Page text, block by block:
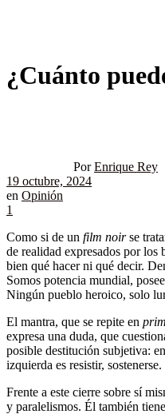
¿Cuánto
Por Enrique Rey
19 octubre, 2024
en Opinión
1
Como si de un film noirse
de realidad expresados por los
bien qué hacer ni qué decir.
Somos potencia mundial,
Ningún pueblo heroico, solo
El mantra, que se repite en
expresa una duda, que
posible destitución subjetiva:
izquierda es resistir,
Frente a este cierre sobre sí
y paralelismos. Él también